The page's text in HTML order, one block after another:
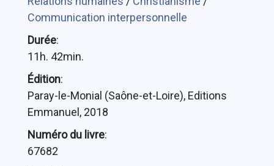
Communication interpersonnelle
Durée:
11h. 42min.
Édition:
Paray-le-Monial (Saône-et-Loire), Editions
Emmanuel, 2018
Numéro du livre:
67682